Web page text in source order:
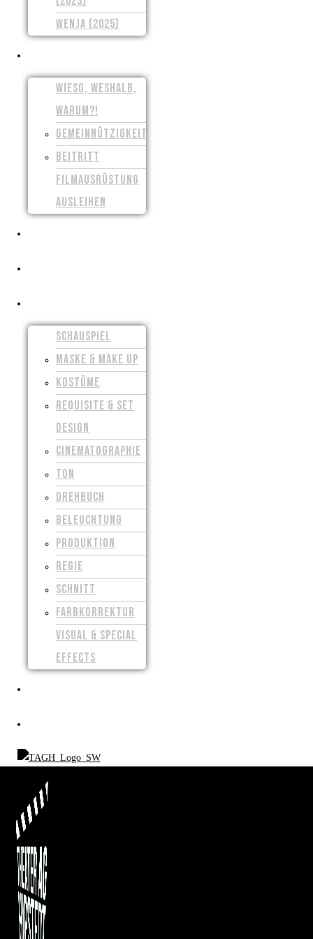
WENJA (2025)
WIESO, WESHALB,
WARUM?!
GEMEINNÜTZIGKEIT
BEITRITT
FILMAUSRÜSTUNG
AUSLEIHEN
SCHAUSPIEL
MASKE & MAKE UP
KOSTÜME
REQUISITE & SET
DESIGN
CINEMATOGRAPHIE
TON
DREHBUCH
BELEUCHTUNG
PRODUKTION
REGIE
SCHNITT
FARBKORREKTUR
VISUAL & SPECIAL
EFFECTS